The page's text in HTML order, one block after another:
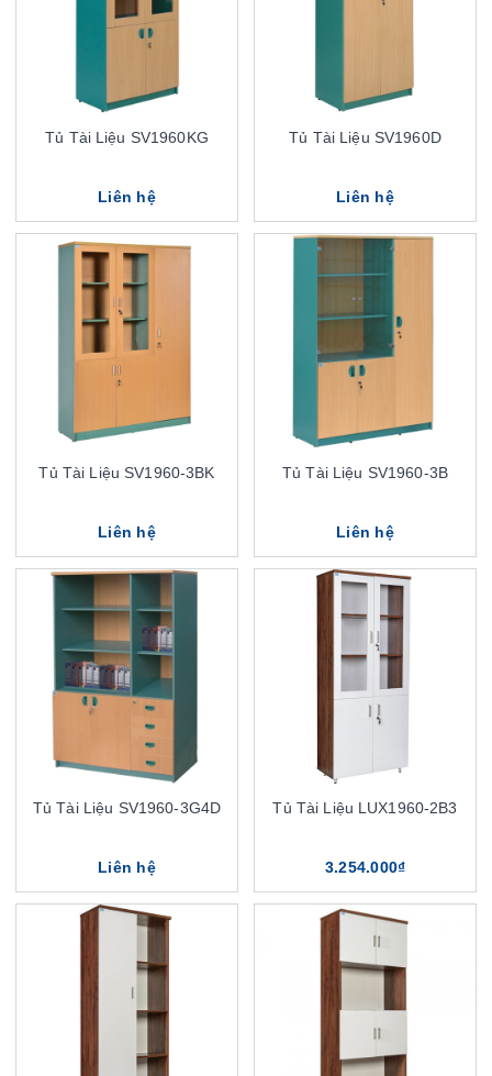
Tủ Tài Liệu SV1960KG
Liên hệ
Tủ Tài Liệu SV1960D
Liên hệ
Tủ Tài Liệu SV1960-3BK
Liên hệ
Tủ Tài Liệu SV1960-3B
Liên hệ
Tủ Tài Liệu SV1960-3G4D
Liên hệ
Tủ Tài Liệu LUX1960-2B3
3.254.000₫